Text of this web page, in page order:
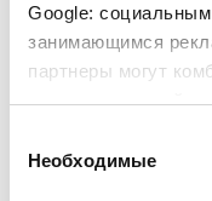
Google:
занимающимся
партнеры могут
предоставленной
вами их сервисов.
согласия
Необходимые
Коллекция